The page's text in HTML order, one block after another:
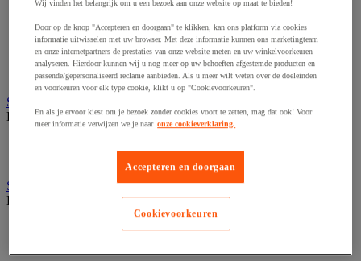
Klimsport
Ochtendgymnastiek
Oriëntering
Precisiesport
Sportbenodigdheden voor buiten
Bekijk de hele productgroep
Sportkleding en accessoires
Bekijk de hele productgroep
Multi sportuitrusting en accessoires
Wij vinden het belangrijk om u een bezoek aan onze website op maat te bieden!
Door op de knop "Accepteren en doorgaan" te klikken, kan ons platform via cookies
informatie uitwisselen met uw browser. Met deze informatie kunnen ons marketingteam
en onze internetpartners de prestaties van onze website meten en uw winkelvoorkeuren
analyseren. Hierdoor kunnen wij u nog meer op uw behoeften afgestemde producten en
passende/gepersonaliseerd reclame aanbieden. Als u meer wilt weten over de doeleinden
en voorkeuren voor elk type cookie, klikt u op "Cookievoorkeuren".
En als je ervoor kiest om je bezoek zonder cookies voort te zetten, mag dat ook! Voor
meer informatie verwijzen we je naar onze cookieverklaring.
Accepteren en doorgaan
Cookievoorkeuren